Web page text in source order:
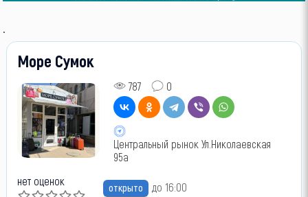
.
Море Сумок
787 0
Центральный рынок Ул.Николаевская
95а
нет оценок
открыто до 16:00